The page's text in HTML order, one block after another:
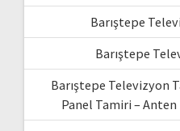
Barıştepe
Barıştepe
Barıştepe Televizyon
Panel Tamiri – Anten